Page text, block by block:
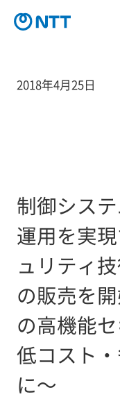
2018年4月25日
制御シス
運用を実
ュリティ
の販売を
の高機能
低コスト
に～